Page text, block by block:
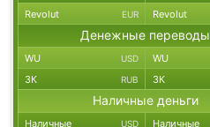
Revolut EUR Revolut
Денежные переводы
WU USD WU
ЗК RUB ЗК
Наличные деньги
Наличные USD Наличные